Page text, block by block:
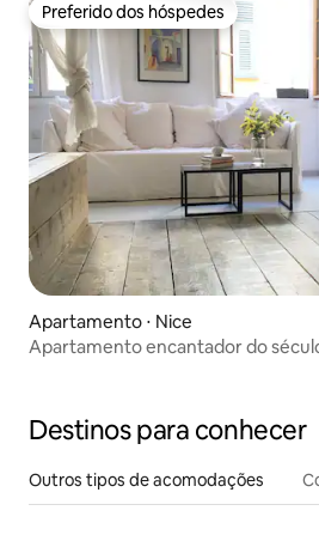
Preferido dos hóspedes
Preferido dos hóspedes
Apartamento ⋅ Nice
Apartamento encantador do
Destinos para conhecer
Outros tipos de acomodações